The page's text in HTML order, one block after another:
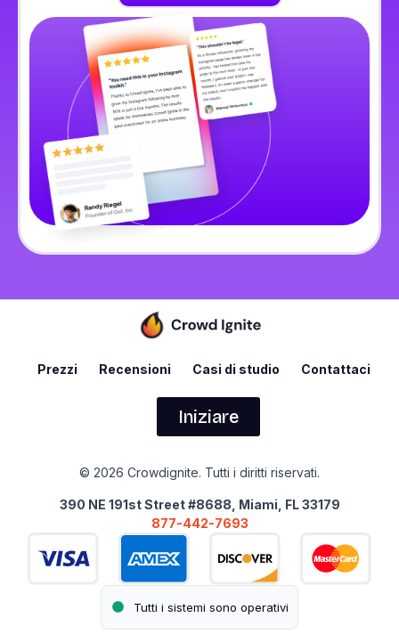
Prezzi Recensioni Casi di studio Contattaci
Iniziare
© 2026 Crowdignite. Tutti i diritti riservati.
390 NE 191st Street #8688, Miami, FL 33179
877-442-7693
Tutti i sistemi sono operativi